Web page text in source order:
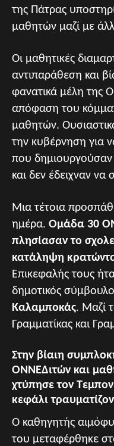
της Πάτρας
μαθητών μαζί με
Οι μαθητικές
αντιπαράθεση και
φανατικά μέλη της
απόφαση του
μαθητών.
την κυβέρνηση για
που δημιουργούσαν
και δεν έδειχναν να
Μια τέτοια
ημέρα. Ομάδα 30
πλησίασαν το
κατάληψη
Επικεφαλής τους
δημοτικός
Καλαμποκάς. Μαζί
Γραμματίκας και
Στην βίαιη
ΟΝΝΕΔιτών και
χτύπησε τον
κεφάλι
Ο καθηγητής
του μεταφέρθηκε